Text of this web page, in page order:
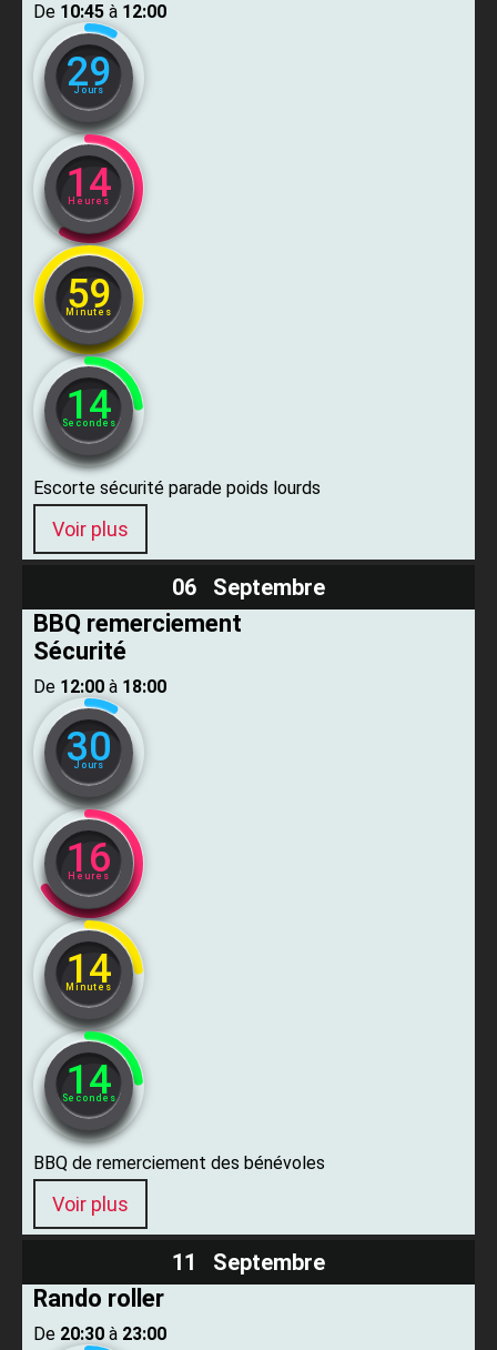
De ​ 10:45 ​ à ​ 12:00
29
Jours
14
Heures
59
Minutes
13
Secondes
Escorte sécurité parade poids lourds
Voir plus
06 Septembre
BBQ remerciement
Sécurité
De ​ 12:00 ​ à ​ 18:00
30
Jours
16
Heures
14
Minutes
13
Secondes
BBQ de remerciement des bénévoles
Voir plus
11 Septembre
Rando roller
De ​ 20:30 ​ à ​ 23:00